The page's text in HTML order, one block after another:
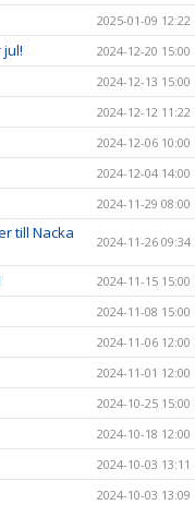
2025-01-09 12:22
2024-12-20 15:00
2024-12-13 15:00
2024-12-12 11:22
2024-12-06 10:00
2024-12-04 14:00
2024-11-29 08:00
till Nacka
2024-11-26 09:34
2024-11-15 15:00
2024-11-08 15:00
2024-11-06 12:00
2024-11-01 12:00
2024-10-25 15:00
2024-10-18 12:00
2024-10-03 13:11
2024-10-03 13:09